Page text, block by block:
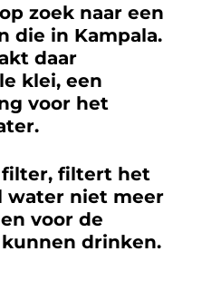
zoek naar een
die in Kampala.
daar
klei, een
voor het
filter, filtert het
water niet meer
voor de
drinken.